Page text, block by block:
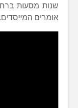
שנות מסעות
אומרים המייסדים.